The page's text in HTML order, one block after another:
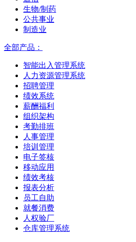
生物/制药
公共事业
制造业
全部产品：
智能出入管理系统
人力资源管理系统
招聘管理
绩效系统
薪酬福利
组织架构
考勤排班
人事管理
培训管理
电子签核
移动应用
绩效考核
报表分析
员工自助
就餐消费
人权验厂
仓库管理系统